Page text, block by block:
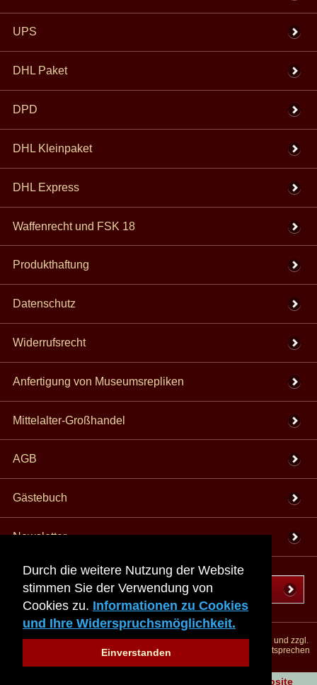
Durch die weitere Nutzung der Website
stimmen Sie der Verwendung von
Cookies zu. Informationen zu Cookies
und Ihre Widerspruchsmöglichkeit.
Einverstanden
UPS
DHL Paket
DPD
DHL Kleinpaket
DHL Express
Waffenrecht und FSK 18
Produkthaftung
Datenschutz
Widerrufsrecht
Anfertigung von Museumsrepliken
Mittelalter-Großhandel
AGB
Gästebuch
Newsletter
Vertrag wiederrufen
*Alle Preise inkl. MwSt., inkl. Verpackungskosten, zggl. Versandkosten und zzgl.
eventueller Zölle (bei Nicht-EU-Ländern). Durchgestrichene Preise entsprechen
Zur klassischen Website